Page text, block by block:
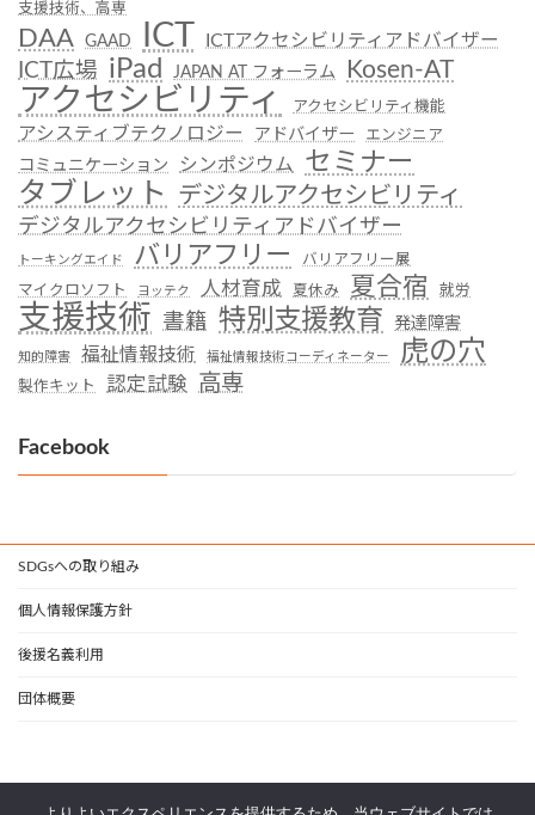
支援技術、高専
DAA GAAD ICT ICTアクセシビリティアドバイザー
ICT広場 iPad JAPAN AT フォーラム Kosen-AT
アクセシビリティ アクセシビリティ機能
アシスティブテクノロジー アドバイザー エンジニア
コミュニケーション シンポジウム セミナー
タブレット デジタルアクセシビリティ
デジタルアクセシビリティアドバイザー
トーキングエイド バリアフリー バリアフリー展
マイクロソフト ヨッテク 人材育成 夏休み 夏合宿 就労
支援技術 書籍 特別支援教育 発達障害
知的障害 福祉情報技術 福祉情報技術コーディネーター 虎の穴
製作キット 認定試験 高専
Facebook
SDGsへの取り組み
個人情報保護方針
後援名義利用
団体概要